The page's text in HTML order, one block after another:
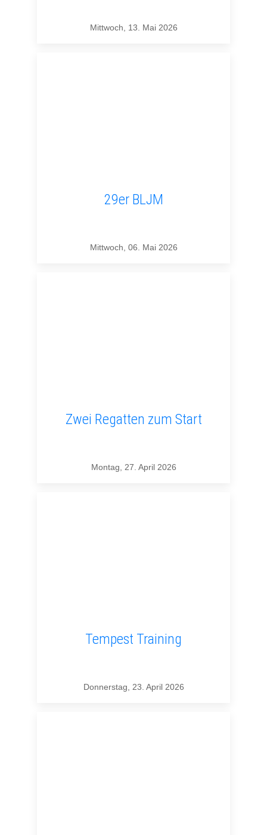
Mittwoch, 13. Mai 2026
29er BLJM
Mittwoch, 06. Mai 2026
Zwei Regatten zum Start
Montag, 27. April 2026
Tempest Training
Donnerstag, 23. April 2026